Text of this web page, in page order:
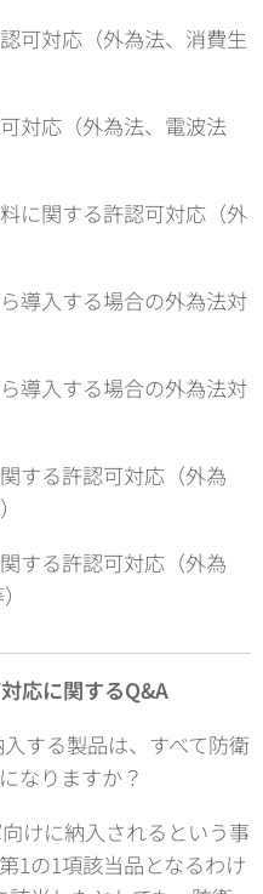
可対応（外為法、消費生
対応（外為法、電波法
に関する許認可対応（外
導入する場合の外為法対
導入する場合の外為法対
する許認可対応（外為
する許認可対応（外為
応に関するQ&A
する製品は、すべて防衛
なりますか？
けに納入されるという事
1の1項該当品となるわけ